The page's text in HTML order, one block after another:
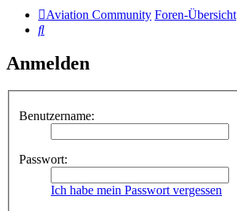
Aviation Community Foren-Übersicht
Suche
Anmelden
Benutzername:
Passwort:
Ich habe mein Passwort vergessen